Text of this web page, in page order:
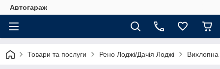
Автогараж
Товари та послуги Рено Лоджі/Дачія Лоджі